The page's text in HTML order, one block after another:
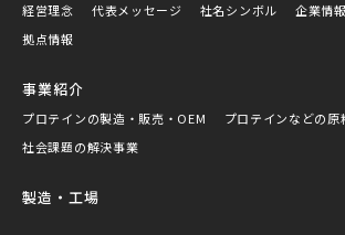
経営理念 代表メッセージ 社名シンボル 企業情報
拠点情報
事業紹介
プロテインの製造・販売・OEM プロテインなどの原
社会課題の解決事業
製造・工場